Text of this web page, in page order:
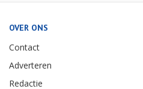
OVER ONS
Contact
Adverteren
Redactie